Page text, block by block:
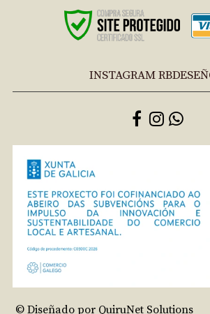
INSTAGRAM
© Diseñado por QuiruNet Solutions